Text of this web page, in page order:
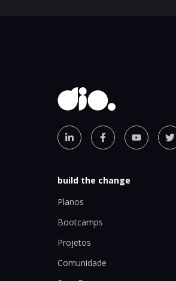
build the change
Planos
Bootcamps
Projetos
Comunidade